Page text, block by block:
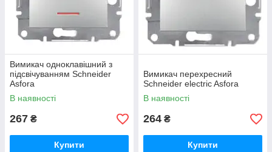
Вимикач одноклавішний з
підсвічуванням Schneider
Asfora
В наявності
267 ₴
Купити
Вимикач перехресний
Schneider electric Asfora
В наявності
264 ₴
Купити